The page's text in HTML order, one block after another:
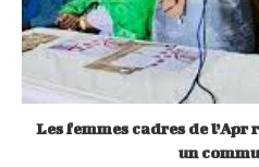
Les femmes cadres de
un